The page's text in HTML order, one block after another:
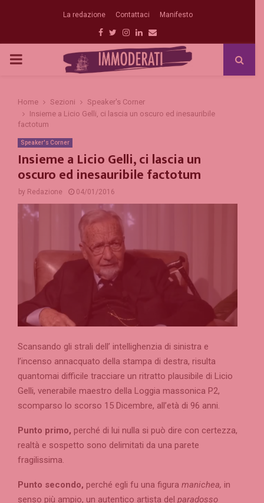
La redazione Contattaci Manifesto
Facebook
Twitter
Instagram
Linkedin
Email
PRIMARY
Home Sezioni
Speaker's Corner
Insieme a Licio Gelli, ci lascia un oscuro ed inesauribile
factotum
Speaker's Corner
Insieme a Licio Gelli, ci lascia un
oscuro ed inesauribile factotum
by Redazione 04/01/2016
Scansando gli strali dell’ intellighenzia di sinistra e
l’incenso annacquato della stampa di destra, risulta
quantomai difficile tracciare un ritratto plausibile di Licio
Gelli, venerabile maestro della Loggia massonica P2,
scomparso lo scorso 15 Dicembre, all’età di 96 anni.
Punto primo, perché di lui nulla si può dire con certezza,
realtà e sospetto sono delimitati da una parete
fragilissima.
Punto secondo, perché egli fu una figura manichea, in
senso più ampio, un autentico artista del paradosso